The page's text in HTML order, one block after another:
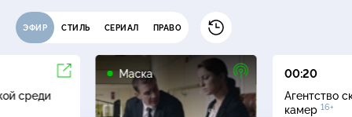
ЭФИР СТИЛЬ СЕРИАЛ ПРАВО
среди
Маска
00:20
Агентство
камер 16+